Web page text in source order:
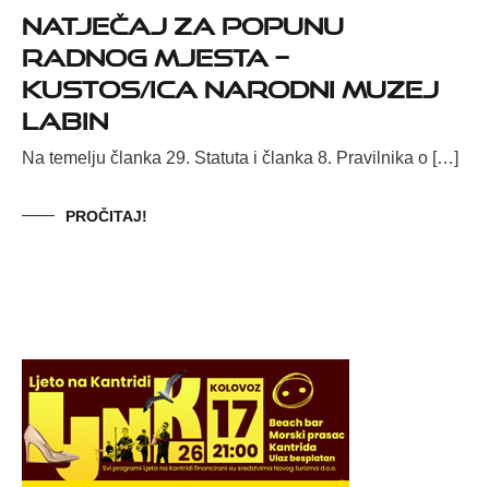
NATJEČAJ ZA POPUNU
RADNOG MJESTA –
KUSTOS/ICA NARODNI MUZEJ
LABIN
Na temelju članka 29. Statuta i članka 8. Pravilnika o […]
PROČITAJ!